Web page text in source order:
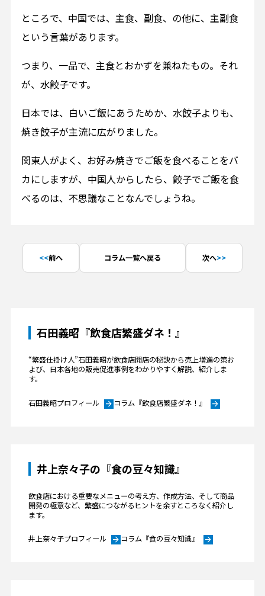
ところで、中国では、主食、副食、の他に、主副食
という言葉があります。
つまり、一品で、主食とおかずを兼ねたもの。それ
が、水餃子です。
日本では、白いご飯にあうためか、水餃子よりも、
焼き餃子が主流に広がりました。
関東人がよく、お好み焼きでご飯を食べることをバ
カにしますが、中国人からしたら、餃子でご飯を食
べるのは、不思議なことなんでしょうね。
前へ コラム一覧へ戻る 次へ
石田義昭『飲食店繁盛ダネ！』
“繁盛仕掛け人”石田義昭が飲食店開店の秘訣から売上増進の策お
よび、日本各地の販売促進事例をわかりやすく解説、紹介しま
す。
石田義昭プロフィール arrow_forwardコラム『飲食店繁盛ダネ！』 arrow_forward
井上奈々子の『食の豆々知識』
飲食店における重要なメニューの考え方、作成方法、そして商品
開発の極意など、繁盛につながるヒントを余すところなく紹介し
ます。
井上奈々子プロフィール arrow_forwardコラム『食の豆々知識』 arrow_forward